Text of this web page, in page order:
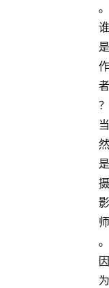
。
谁
是
作
者
？
当
然
是
摄
影
师
。
因
为